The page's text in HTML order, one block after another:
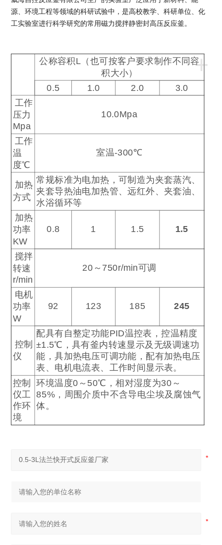
源、环境工程等领域的科研试验中，是高校教学、科研单位、化
工实验室进行科学研究的常用磁力搅拌静密封高压反应釜。
+
公称容积L （也可按客户要求制作不同容
积大小）
0.5
1.0 2.0
3.0
工作
压力
Mpa
10.0Mpa
工作
温
度℃
室温-300℃
加热
方式
常规标准为电加热，可制造为夹套蒸汽、
夹套导热油电加热管、远红外、夹套油、
水浴循环等
加热
功率
KW
0.8 1 1.5 1.5
搅拌
转速
r/min
20～ 750r/min可调
电机
功率
W
92 123 185 245
控制
仪
配具有自整定功能PID温控表，控温精度
±1.5℃ ，具有釜内转速显示及无级调速功
能，具加热电压可调功能，配有加热电压
表、电机电流表、工作时间显示表。
控制
仪工
作环
境
环境温度0～ 50℃ ，相对湿度为30～
85% ，周围介质中不含导电尘埃及腐蚀气
体。